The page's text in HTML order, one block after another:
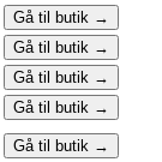
Gå til butik →
Gå til butik →
Gå til butik →
Gå til butik →
Gå til butik →